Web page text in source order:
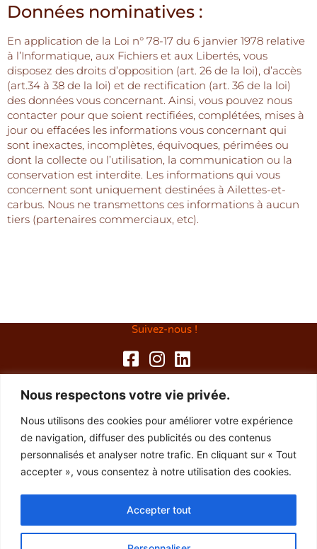
Nous respectons votre vie privée.
Nous utilisons des cookies pour améliorer votre expérience
de navigation, diffuser des publicités ou des contenus
personnalisés et analyser notre trafic. En cliquant sur « Tout
accepter », vous consentez à notre utilisation des cookies.
Accepter tout
Données nominatives :
En application de la Loi n° 78-17 du 6 janvier 1978 relative
à l’Informatique, aux Fichiers et aux Libertés, vous
disposez des droits d’opposition (art. 26 de la loi), d’accès
(art.34 à 38 de la loi) et de rectification (art. 36 de la loi)
des données vous concernant. Ainsi, vous pouvez nous
contacter pour que soient rectifiées, complétées, mises à
jour ou effacées les informations vous concernant qui
sont inexactes, incomplètes, équivoques, périmées ou
dont la collecte ou l’utilisation, la communication ou la
conservation est interdite. Les informations qui vous
concernent sont uniquement destinées à Ailettes-et-
carbus. Nous ne transmettons ces informations à aucun
tiers (partenaires commerciaux, etc).
Suivez-nous !
Les Routes Buissonnières
29300 Baye
06 03 06 32 23